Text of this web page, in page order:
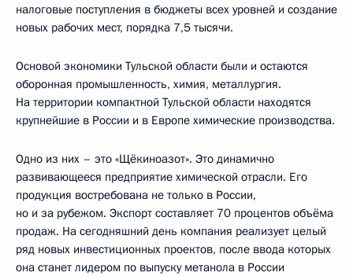
налоговые поступления в бюджеты всех уровней и создание
новых рабочих мест, порядка 7,5 тысячи.
Основой экономики Тульской области были и остаются
оборонная промышленность, химия, металлургия.
На территории компактной Тульской области находятся
крупнейшие в России и в Европе химические производства.
Одно из них – это «Щёкиноазот». Это динамично
развивающееся предприятие химической отрасли. Его
продукция востребована не только в России,
но и за рубежом. Экспорт составляет 70 процентов объёма
продаж. На сегодняшний день компания реализует целый
ряд новых инвестиционных проектов, после ввода которых
она станет лидером по выпуску метанола в России